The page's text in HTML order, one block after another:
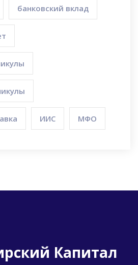
банковский вклад
ИИС МФО
Капитал